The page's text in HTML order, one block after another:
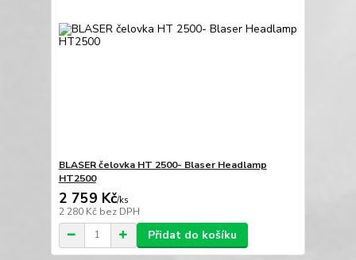
BLASER čelovka HT 2500- Blaser Headlamp
HT2500
2 759 Kč/ks
2 280 Kč bez DPH
Přidat do košíku